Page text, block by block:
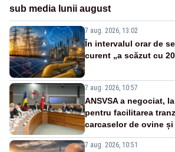
sub media lunii august
7 aug. 2026, 13:02
În intervalul orar de
curent „a scăzut cu
7 aug. 2026, 10:57
ANSVSA a negociat,
pentru facilitarea
carcaselor de ovine
7 aug. 2026, 10:51